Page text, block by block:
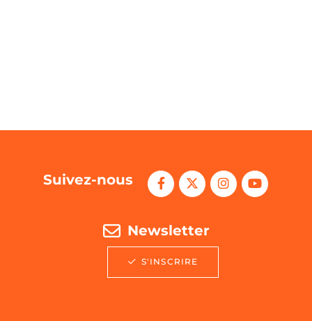
Suivez-nous
Newsletter
S'INSCRIRE